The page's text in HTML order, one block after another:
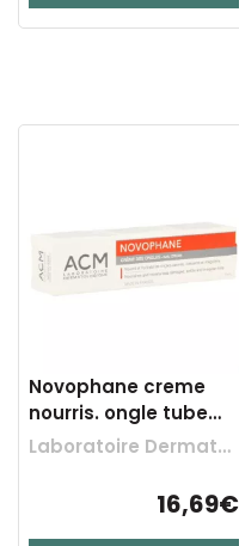
Novophane creme
nourris. ongle tube
15ml
Laboratoire Dermatologique Acm
16,69€